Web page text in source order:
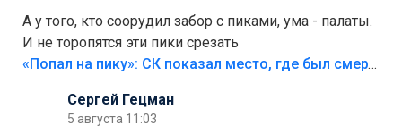
А у того, кто соорудил забор с пиками, ума - палаты.
И не торопятся эти пики срезать
«Попал на пику»: СК показал место, где был смертельно травмирован ребенок в Тольятти
Сергей Гецман
5 августа 11:03